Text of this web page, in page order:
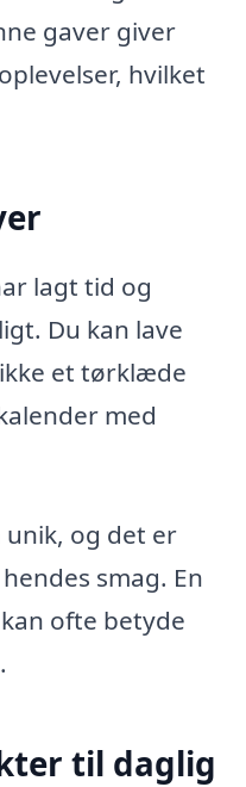
gaver giver
hvilket
lagt tid og
Du kan lave
et tørklæde
med
og det er
smag. En
ofte betyde
til daglig